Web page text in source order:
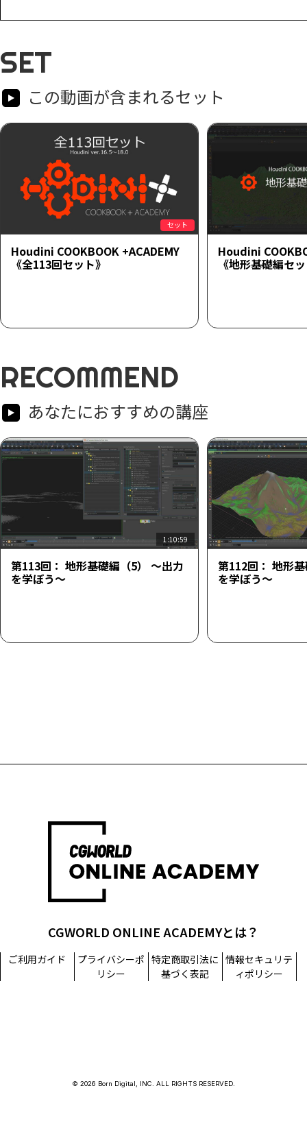
SET
この動画が含まれるセット
セット
Houdini COOKBOOK +ACADEMY
《全113回セット》
Houdini
《地形基礎編セ
RECOMMEND
あなたにおすすめの講座
1:10:59
第113回： 地形基礎編（5） ～出力
を学ぼう～
第112回： 地形
を学ぼう～
CGWORLD ONLINE ACADEMYとは？
ご利用ガイド
プライバシーポ
リシー
特定商取引法に
基づく表記
情報セキュリテ
ィポリシー
© 2026 Born Digital, INC. ALL RIGHTS RESERVED.